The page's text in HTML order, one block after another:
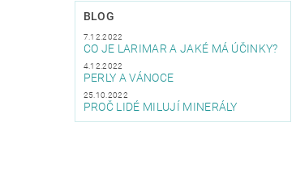
BLOG
7.12.2022
CO JE LARIMAR A JAKÉ MÁ ÚČINKY?
4.12.2022
PERLY A VÁNOCE
25.10.2022
PROČ LIDÉ MILUJÍ MINERÁLY